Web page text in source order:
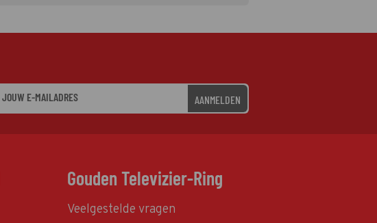
AANMELDEN
Gouden Televizier-Ring
Veelgestelde vragen